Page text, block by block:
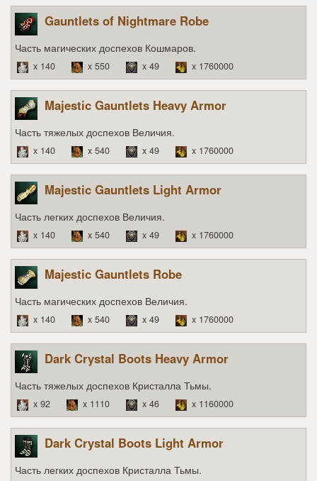
Gauntlets of Nightmare Robe
Часть магических доспехов Кошмаров.
x 140 x 550 x 49 x 1760000
Majestic Gauntlets Heavy Armor
Часть тяжелых доспехов Величия.
x 140 x 540 x 49 x 1760000
Majestic Gauntlets Light Armor
Часть легких доспехов Величия.
x 140 x 540 x 49 x 1760000
Majestic Gauntlets Robe
Часть магических доспехов Величия.
x 140 x 540 x 49 x 1760000
Dark Crystal Boots Heavy Armor
Часть тяжелых доспехов Кристалла Тьмы.
x 92 x 1110 x 46 x 1160000
Dark Crystal Boots Light Armor
Часть легких доспехов Кристалла Тьмы.